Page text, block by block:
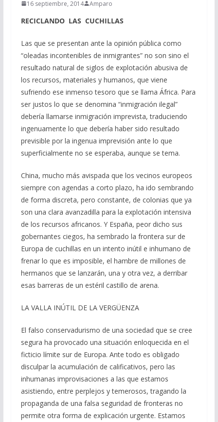
16 septiembre, 2014 Amparo
RECICLANDO LAS CUCHILLAS
Las que se presentan ante la opinión pública como
“oleadas incontenibles de inmigrantes” no son sino el
resultado natural de siglos de explotación abusiva de
los recursos, materiales y humanos, que viene
sufriendo ese inmenso tesoro que se llama África. Para
ser justos lo que se denomina “inmigración ilegal”
debería llamarse inmigración imprevista, traduciendo
ingenuamente lo que debería haber sido resultado
previsible por la ingenua imprevisión ante lo que
superficialmente no se esperaba, aunque se tema.
China, mucho más avispada que los vecinos europeos
siempre con agendas a corto plazo, ha ido sembrando
de forma discreta, pero constante, de colonias que ya
son una clara avanzadilla para la explotación intensiva
de los recursos africanos. Y España, peor dicho sus
gobernantes ciegos, ha sembrado la frontera sur de
Europa de cuchillas en un intento inútil e inhumano de
frenar lo que es imposible, el hambre de millones de
hermanos que se lanzarán, una y otra vez, a derribar
esas barreras de un estéril castillo de arena.
LA VALLA INÚTIL DE LA VERGÜENZA
El falso conservadurismo de una sociedad que se cree
segura ha provocado una situación enloquecida en el
ficticio límite sur de Europa. Ante todo es obligado
disculpar la acumulación de calificativos, pero las
inhumanas improvisaciones a las que estamos
asistiendo, entre perplejos y temerosos, tragando la
propaganda de una falsa seguridad de fronteras no
permite otra forma de explicación urgente. Estamos